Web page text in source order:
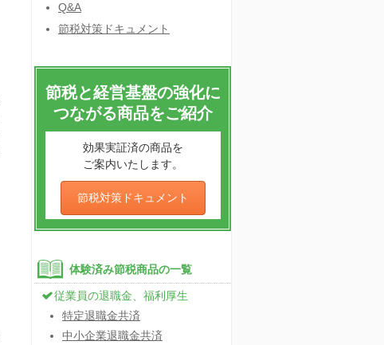
Q&A
節税対策ドキュメント
節税と経営基盤の強化に
つながる商品をご紹介
効果実証済の商品を
ご案内いたします。
節税対策ドキュメント
体験済み節税商品の一覧
従業員の退職金、福利厚生
特定退職金共済
中小企業退職金共済